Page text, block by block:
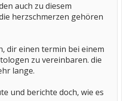
auch zu diesem
herzschmerzen gehören
dir einen termin bei einem
zu vereinbaren. die
lange.
und berichte doch, wie es